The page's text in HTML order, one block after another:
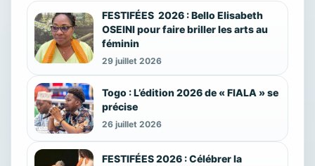
FESTIFÉES 2026 : Bello Elisabeth
OSEINI pour faire briller les arts au
féminin
29 juillet 2026
Togo : L’édition 2026 de « FIALA » se
précise
26 juillet 2026
FESTIFÉES 2026 : Célébrer la